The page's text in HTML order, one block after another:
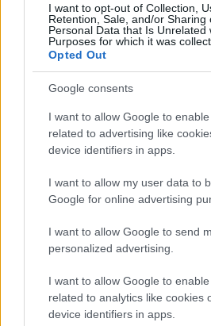
I want to opt-out of Collection,
Retention, Sale, and/or Sharing
Personal Data that Is Unrelated
Purposes for which it was
Opted Out
Google consents
I want to allow Google to
related to advertising like
device identifiers in apps.
I want to allow my user data to
Google for online advertising
I want to allow Google to send
personalized advertising.
I want to allow Google to
related to analytics like cookies
device identifiers in apps.
Vladislav Delay (fentebb)
rovatban ezúttal, mellette
a tavaszi újdonságokat két
jobb megjelenéssel.
rovatunk legújabb válogatása a
magazin 80. lapszámából.
Nyerj páros belépőt
Micachu) a Trafóba!
A tavasszal indult Trafó-
idei második felvonása (mely
pontosan fél nyolckor
aktuális és izgalmas előadókat